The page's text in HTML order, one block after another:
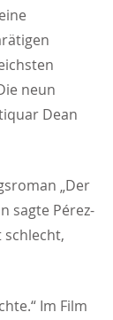
neun
Dean
„Der
sagte Pérez-
schlecht,
Im Film